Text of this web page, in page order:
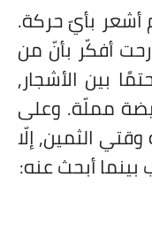
بأيّ حركة.
أفكّر بأنّ من
بين الأشجار,
مملّة. وعلى
الثمين, إلّا
أبحث عنه: